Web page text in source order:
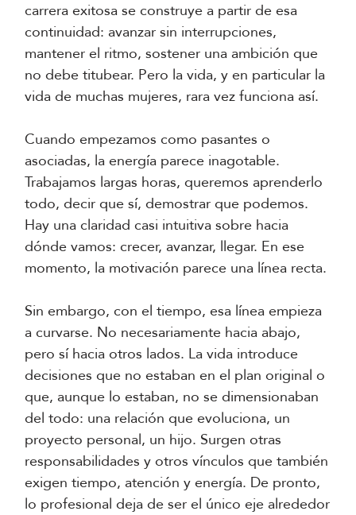
carrera exitosa se construye a partir de esa
continuidad: avanzar sin interrupciones,
mantener el ritmo, sostener una ambición que
no debe titubear. Pero la vida, y en particular la
vida de muchas mujeres, rara vez funciona así.
Cuando empezamos como pasantes o
asociadas, la energía parece inagotable.
Trabajamos largas horas, queremos aprenderlo
todo, decir que sí, demostrar que podemos.
Hay una claridad casi intuitiva sobre hacia
dónde vamos: crecer, avanzar, llegar. En ese
momento, la motivación parece una línea recta.
Sin embargo, con el tiempo, esa línea empieza
a curvarse. No necesariamente hacia abajo,
pero sí hacia otros lados. La vida introduce
decisiones que no estaban en el plan original o
que, aunque lo estaban, no se dimensionaban
del todo: una relación que evoluciona, un
proyecto personal, un hijo. Surgen otras
responsabilidades y otros vínculos que también
exigen tiempo, atención y energía. De pronto,
lo profesional deja de ser el único eje alrededor